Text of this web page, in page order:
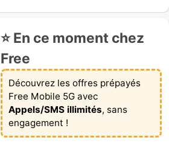
⭐ En ce moment chez
Free
Découvrez les offres prépayés
Free Mobile 5G avec
Appels/SMS illimités, sans
engagement !